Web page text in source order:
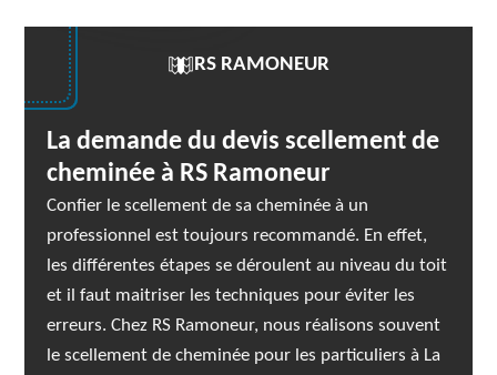
RS RAMONEUR
La demande du devis scellement de
cheminée à RS Ramoneur
Confier le scellement de sa cheminée à un
professionnel est toujours recommandé. En effet,
les différentes étapes se déroulent au niveau du toit
et il faut maitriser les techniques pour éviter les
erreurs. Chez RS Ramoneur, nous réalisons souvent
le scellement de cheminée pour les particuliers à La